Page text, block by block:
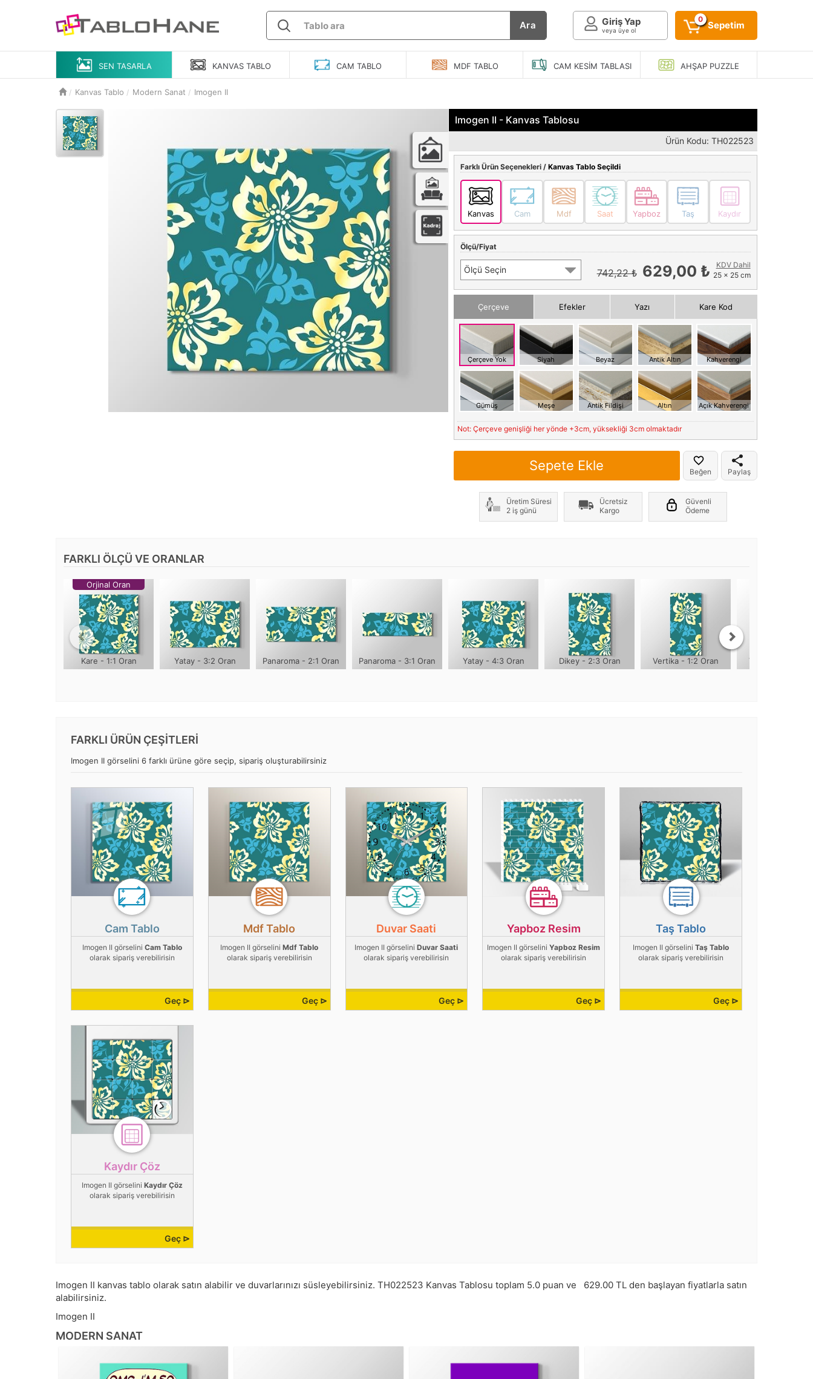
Ara Giriş Yap
veya üye ol
0
Sepetim
SEN TASARLA KANVAS TABLO CAM TABLO MDF TABLO CAM KESIM TABLASI AHŞAPPUZZLE
Kanvas Tablo Modern Sanat Imogen II
Imogen II - Kanvas Tablosu
Ürün Kodu: TH022523
Farklı Ürün Seçenekleri / Kanvas Tablo Seçildi
Kanvas Cam Mdf Saat Yapboz Taş Kaydır
Ölçü/Fiyat
Ölçü Seçin 742,22 ₺ 629,00 ₺
KDV Dahil
25 x 25 cm
Çerçeve Efekler Yazı Kare Kod
Çerçeve Yok Siyah Beyaz Antik Altın Kahverengi
Gümüş Meşe Antik Fildişi Altın Açık Kahverengi
Not: Çerçeve genişliği her yönde +3cm, yüksekliği 3cm olmaktadır
Sepete Ekle Beğen Paylaş
Üretim Süresi
2 iş günü
Ücretsiz
Kargo
Güvenli
Ödeme
FARKLI ÖLÇÜ VE ORANLAR
Orjinal Oran
Kare - 1:1 Oran Yatay - 3:2 Oran Panaroma - 2:1 Oran Panaroma - 3:1 Oran Yatay - 4:3 Oran Dikey - 2:3 Oran Vertika - 1:2 Oran Vertika - 1:3
FARKLI ÜRÜN ÇEŞİTLERİ
Imogen II görselini 6 farklı ürüne göre seçip, sipariş oluşturabilirsiniz
Cam Tablo
Imogen II görselini Cam Tablo
olarak sipariş verebilirisin
Geç ⊳
Mdf Tablo
Imogen II görseliniMdf Tablo
olarak sipariş verebilirisin
Geç ⊳
Duvar Saati
Imogen II görseliniDuvar Saati
olarak sipariş verebilirisin
Geç ⊳
Yapboz Resim
Imogen II görseliniYapboz Resim
olarak sipariş verebilirisin
Geç ⊳
Taş Tablo
Imogen II görseliniTaş Tablo
olarak sipariş verebilirisin
Geç ⊳
Kaydır Çöz
Imogen II görselini Kaydır Çöz
olarak sipariş verebilirisin
Geç ⊳
Imogen II kanvas tablo olarak satın alabilir ve duvarlarınızı süsleyebilirsiniz. TH022523 Kanvas Tablosu toplam 5.0 puan ve 629.00 TL den başlayan fiyatlarla satın
alabilirsiniz.
Imogen II
MODERN SANAT